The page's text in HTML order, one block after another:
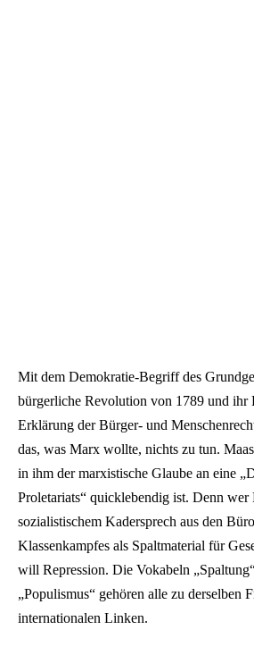
Mit dem Demokratie-Begriff des
bürgerliche Revolution von 1789 und ihr
Erklärung der Bürger- und
das, was Marx wollte, nichts zu tun.
in ihm der marxistische Glaube an eine
Proletariats“ quicklebendig ist. Denn wer
sozialistischem Kadersprech aus den
Klassenkampfes als Spaltmaterial für
will Repression. Die Vokabeln
„Populismus“ gehören alle zu derselben
internationalen Linken.